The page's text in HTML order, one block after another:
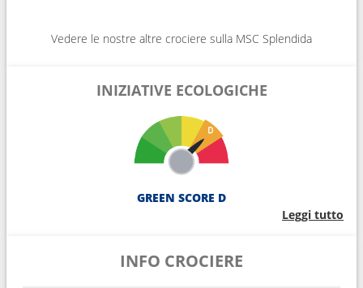
Vedere le nostre altre crociere sulla MSC Splendida
INIZIATIVE ECOLOGICHE
GREEN SCORE D
Leggi tutto
INFO CROCIERE